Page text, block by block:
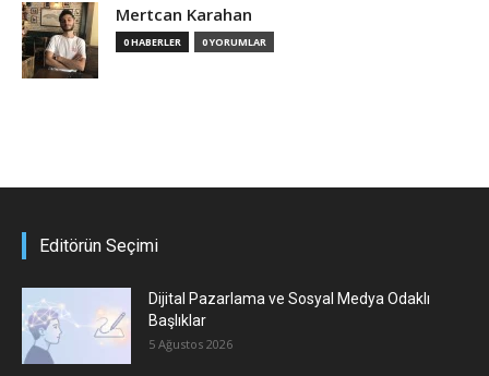
Mertcan Karahan
0 HABERLER 0 YORUMLAR
Editörün Seçimi
Dijital Pazarlama ve Sosyal Medya Odaklı
Başlıklar
5 Ağustos 2026